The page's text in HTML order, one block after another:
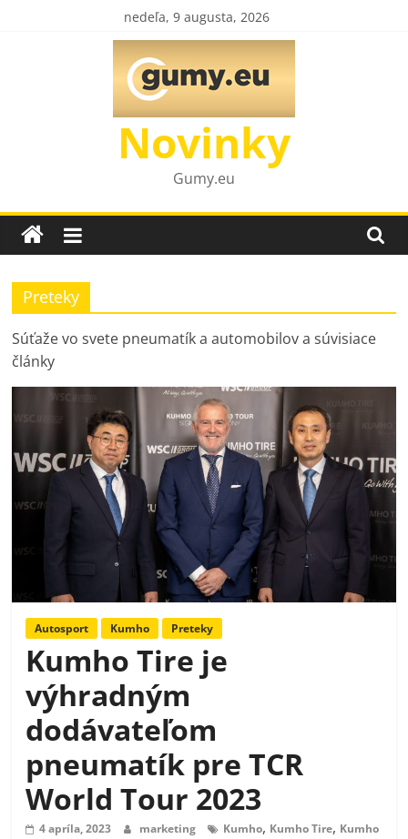
nedeľa, 9 augusta, 2026
Novinky
Gumy.eu
Preteky
Súťaže vo svete pneumatík a automobilov a súvisiace
články
Autosport Kumho Preteky
Kumho Tire je
výhradným
dodávateľom
pneumatík pre TCR
World Tour 2023
4 apríla, 2023 marketing Kumho, Kumho Tire, Kumho